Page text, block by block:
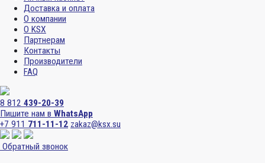
Доставка и оплата
О компании
О KSX
Партнерам
Контакты
Производители
FAQ
8 812 439-20-39
Пишите нам в WhatsApp
+7 911 711-11-12 zakaz@ksx.su
Обратный звонок